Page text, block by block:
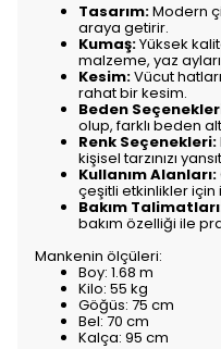
Tasarım:Modern
araya getirir.
Kumaş:Yüksek
malzeme, yaz
Kesim:Vücut
rahat bir kesim.
Beden
olup, farklı beden
Renk Seçenekleri:
kişisel tarzınızı
Kullanım Alanları:
çeşitli etkinlikler için
Bakım
bakım özelliği ile
Mankenin ölçüleri:
Boy: 1.68 m
Kilo: 55 kg
Göğüs: 75 cm
Bel: 70 cm
Kalça: 95 cm